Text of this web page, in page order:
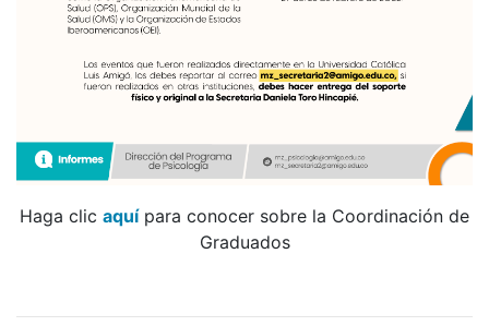
Haga clic aquípara conocer sobre la Coordinación de
Graduados